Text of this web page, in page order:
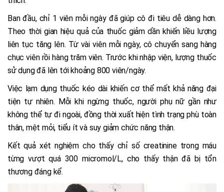
Ban đầu, chỉ 1 viên mỗi ngày đã giúp cô đi tiêu dễ dàng hơn.
Theo thời gian hiệu quả của thuốc giảm dần khiến liều lượng
liên tục tăng lên. Từ vài viên mỗi ngày, cô chuyển sang hàng
chục viên rồi hàng trăm viên. Trước khi nhập viện, lượng thuốc
sử dụng đã lên tới khoảng 800 viên/ngày.
Việc lạm dụng thuốc kéo dài khiến cơ thể mất khả năng đại
tiện tự nhiên. Mỗi khi ngừng thuốc, người phụ nữ gần như
không thể tự đi ngoài, đồng thời xuất hiện tình trạng phù toàn
thân, mệt mỏi, tiểu ít và suy giảm chức năng thận.
Kết quả xét nghiệm cho thấy chỉ số creatinine trong máu
từng vượt quá 300 micromol/L, cho thấy thận đã bị tổn
thương đáng kể.